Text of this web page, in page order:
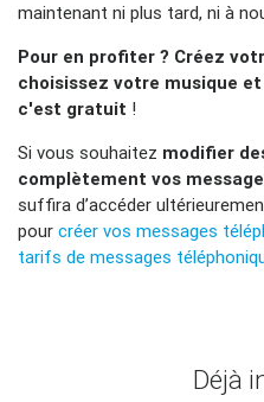
maintenant ni plus tard, ni à
Pour en profiter ? Créez
choisissez votre musique
c'est gratuit !
Si vous souhaitez modifier
complètement vos
suffira d’accéder
pour créer vos messages
tarifs de messages
Déjà